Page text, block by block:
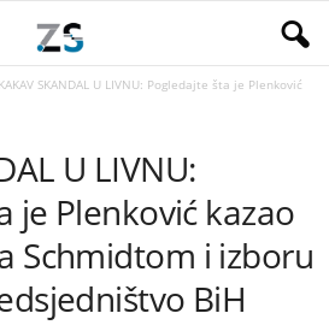
KAKAV SKANDAL U LIVNU: Pogledajte šta je Plenković
U LIVNU:
je Plenković kazao
Schmidtom i izboru
BiH